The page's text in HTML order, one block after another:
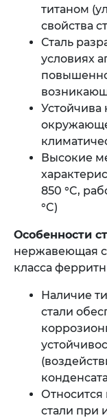
титаном
свойства
Сталь
условиях
Устойчива
Высокие
850 °C,
°C)
Особенности
нержавеющая
класса
Наличие
стали
Относится
стали при